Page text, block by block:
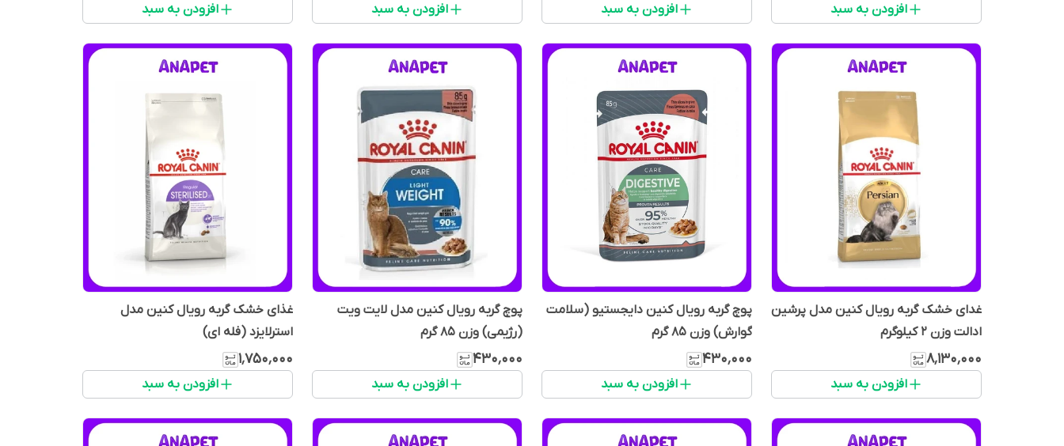
افزودن به سبد افزودن به سبد افزودن به سبد افزودن به سبد
غدای خشک گربه رویال کنین مدل پرشین
ادالت وزن 2 کیلوگرم
۸٬۱۳۰٬۰۰۰
افزودن به سبد
پوچ گربه رویال کنین دایجستیو (سلامت
گوارش) وزن 85 گرم
۴۳۰٬۰۰۰
افزودن به سبد
پوچ گربه رویال کنین مدل لایت ویت
(رژیمی) وزن 85 گرم
۴۳۰٬۰۰۰
افزودن به سبد
غذای خشک گربه رویال کنین مدل
استرلایزد (فله ای)
۱٬۷۵۰٬۰۰۰
افزودن به سبد